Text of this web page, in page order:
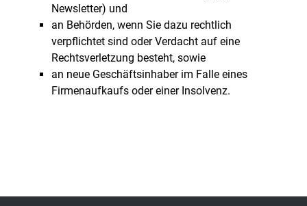
Newsletter) und
an Behörden, wenn Sie dazu rechtlich
verpflichtet sind oder Verdacht auf eine
Rechtsverletzung besteht, sowie
an neue Geschäftsinhaber im Falle eines
Firmenaufkaufs oder einer Insolvenz.